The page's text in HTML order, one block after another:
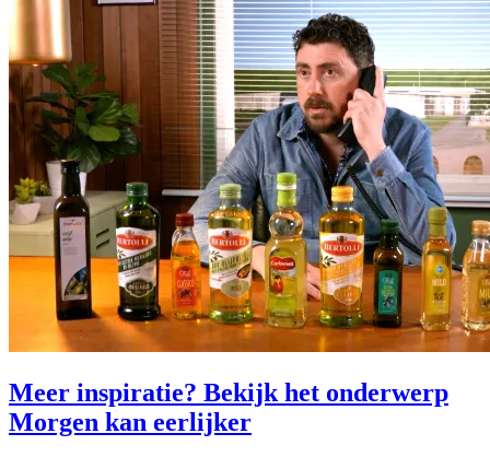
Meer inspiratie? Bekijk het onderwerp
Morgen kan eerlijker